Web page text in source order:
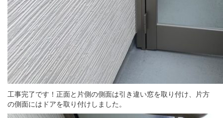
工事完了です！正面と片側の側面は引き違い窓を取り付け、片方
の側面にはドアを取り付けしました。